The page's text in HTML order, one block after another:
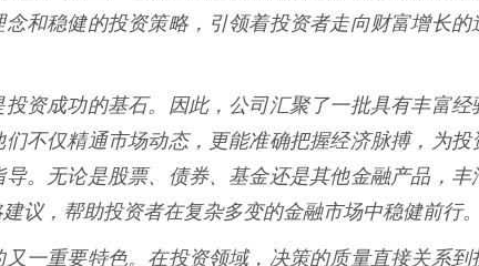
和稳健的投资策略，引领着投资者走向财富增长的
资成功的基石。因此，公司汇聚了一批具有丰富经
不仅精通市场动态，更能准确把握经济脉搏，为投
。无论是股票、债券、基金还是其他金融产品，丰
议，帮助投资者在复杂多变的金融市场中稳健前行。
一重要特色。在投资领域，决策的质量直接关系到